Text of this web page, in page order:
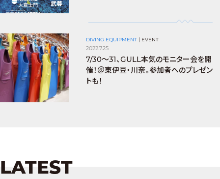
DIVING EQUIPMENT EVENT
2022.7.25
7/30〜31、GULL本気のモニター会を開
催！＠東伊豆・川奈。参加者へのプレゼン
トも！
LATEST